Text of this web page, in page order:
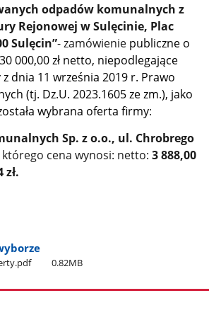
odpadów komunalnych z
Rejonowej w Sulęcinie, Plac
Sulęcin”- zamówienie publiczne o
000,00 zł netto, niepodlegające
dnia 11 września 2019 r. Prawo
(tj. Dz.U. 2023.1605 ze zm.), jako
wybrana oferta firmy:
Sp. z o.o., ul. Chrobrego
którego cena wynosi: netto:3 888,00
zł.
0.82MB